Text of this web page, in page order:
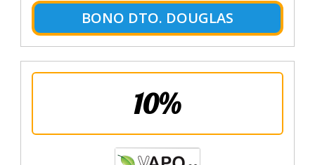
BONO DTO. DOUGLAS
10%